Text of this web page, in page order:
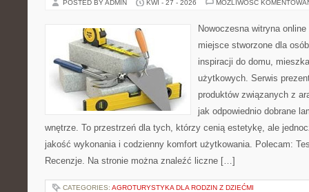
POSTED BY ADMIN KWI - 27 - 2026 MOŻLIWOŚĆ
Nowoczesna witryna
miejsce stworzone dla
inspiracji do domu,
użytkowych. Serwis
produktów związanych z
jak odpowiednio dobrane
wnętrze. To przestrzeń dla tych, którzy cenią estetykę, ale
jakość wykonania i codzienny komfort użytkowania. Polecam:
Recenzje. Na stronie można znaleźć liczne […]
CATEGORIES: AGROTURYSTYKA DLA RODZIN Z DZIEĆMI